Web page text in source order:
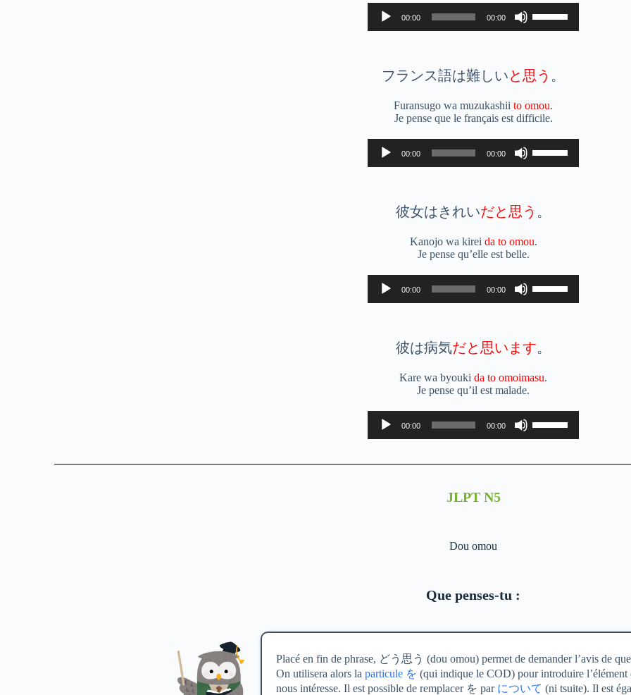
Lecteur
audio
00:00 00:00
les
flèches
augmenter
ou
le
volume.
フランス語は難しいと思う 。
Furansugo wa muzukashii to omou.
Je pense que le français est difficile.
Lecteur
audio
00:00 00:00
les
flèches
augmenter
ou
le
彼女はきれいだと思う 。
Kanojo wa kirei da to omou.
Je pense qu’elle est belle.
Lecteur
audio
00:00 00:00
les
flèches
augmenter
ou
le
彼は病気だと思います。
Kare wa byouki da to omoimasu.
Je pense qu’il est malade.
Lecteur
audio
00:00 00:00
les
flèches
pour
JLPT N5
Dou omou
Que penses-tu :
Placé en fin de phrase, どう思う (dou omou) permet de demander l’avis de
On utilisera alors la particule を (qui indique le COD) pour introduire l’élément
nous intéresse. Il est possible de remplacer を par について (ni tsuite). Il est